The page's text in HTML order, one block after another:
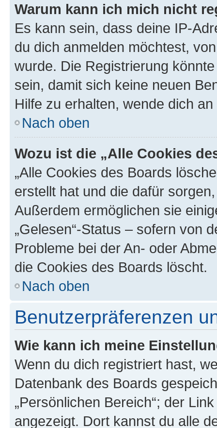
Warum kann ich mich nicht
Es kann sein, dass deine IP-
du dich anmelden möchtest,
wurde. Die Registrierung
sein, damit sich keine neuen
Hilfe zu erhalten, wende dich
Nach oben
Wozu ist die „Alle Cookies
„Alle Cookies des Boards
erstellt hat und die dafür
Außerdem ermöglichen sie
„Gelesen“-Status – sofern von
Probleme bei der An- oder
die Cookies des Boards löscht.
Nach oben
Benutzerpräferenzen
Wie kann ich meine
Wenn du dich registriert hast,
Datenbank des Boards
„Persönlichen Bereich“; der
angezeigt. Dort kannst du alle